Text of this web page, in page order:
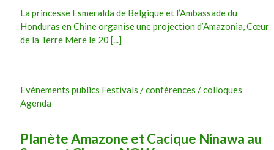
La princesse Esmeralda de Belgique et l’Ambassade du
Honduras en Chine organise une projection d’Amazonia, Cœur
de la Terre Mère le 20 [...]
Evénements publics Festivals / conférences / colloques
Agenda
Planète Amazone et Cacique Ninawa au